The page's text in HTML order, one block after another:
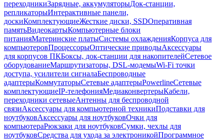
переходникиЗарядные, аккумуляторыДок-станции,
репликаторыИнтерактивные панели,
доскиКомплектующиеЖесткие диски, SSDОперативная
памятьВидеокартыКомпьютерные блоки
питанияМатеринские платыСистемы охлажденияКорпуса для
компьютеровПроцессорыОптические приводыАксессуары
для корпусов ПКБоксы, док-станции для накопителейСетевое
оборудованиеМаршрутизаторы, DSL-модемыWi-Fi точки
доступа, усилители сигналаБеспроводные
адаптерыКоммутаторыСетевые адаптерыPowerlineСетевые
комплектующиеIP-телефонияМедиаконвертерыКабели,
переходники сетевыеАнтенны для беспроводной
связиАксессуары для компьютерной техникиПодставки для
ноутбуковАксессуары для ноутбуковОчки для
компьютераРюкзаки для ноутбуковСумки, чехлы для
ноутбуковСредства для ухода за электроникойПрограммное